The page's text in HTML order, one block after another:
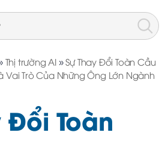
Thị trường AI »Sự Thay Đổi Toàn Cầu
Trò Của Những Ông Lớn Ngành
Đổi Toàn